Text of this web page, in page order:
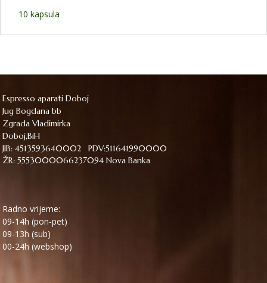
10 kapsula
Espresso aparati Doboj
Jug Bogdana bb
Zgrada Vladimirka
Doboj,BiH
JIB: 4513593640002 PDV:511641990000
ŽR: 5553000066237094 Nova Banka
Radno vrijeme:
09-14h (pon-pet)
09-13h (sub)
00-24h (webshop)